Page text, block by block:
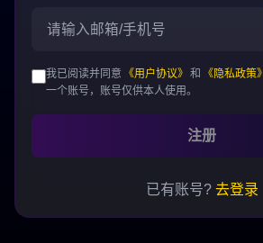
我已阅读并同意 《用户协议》 和 《隐私政策》
一个账号，账号仅供本人使用。
注册
已有账号? 去登录